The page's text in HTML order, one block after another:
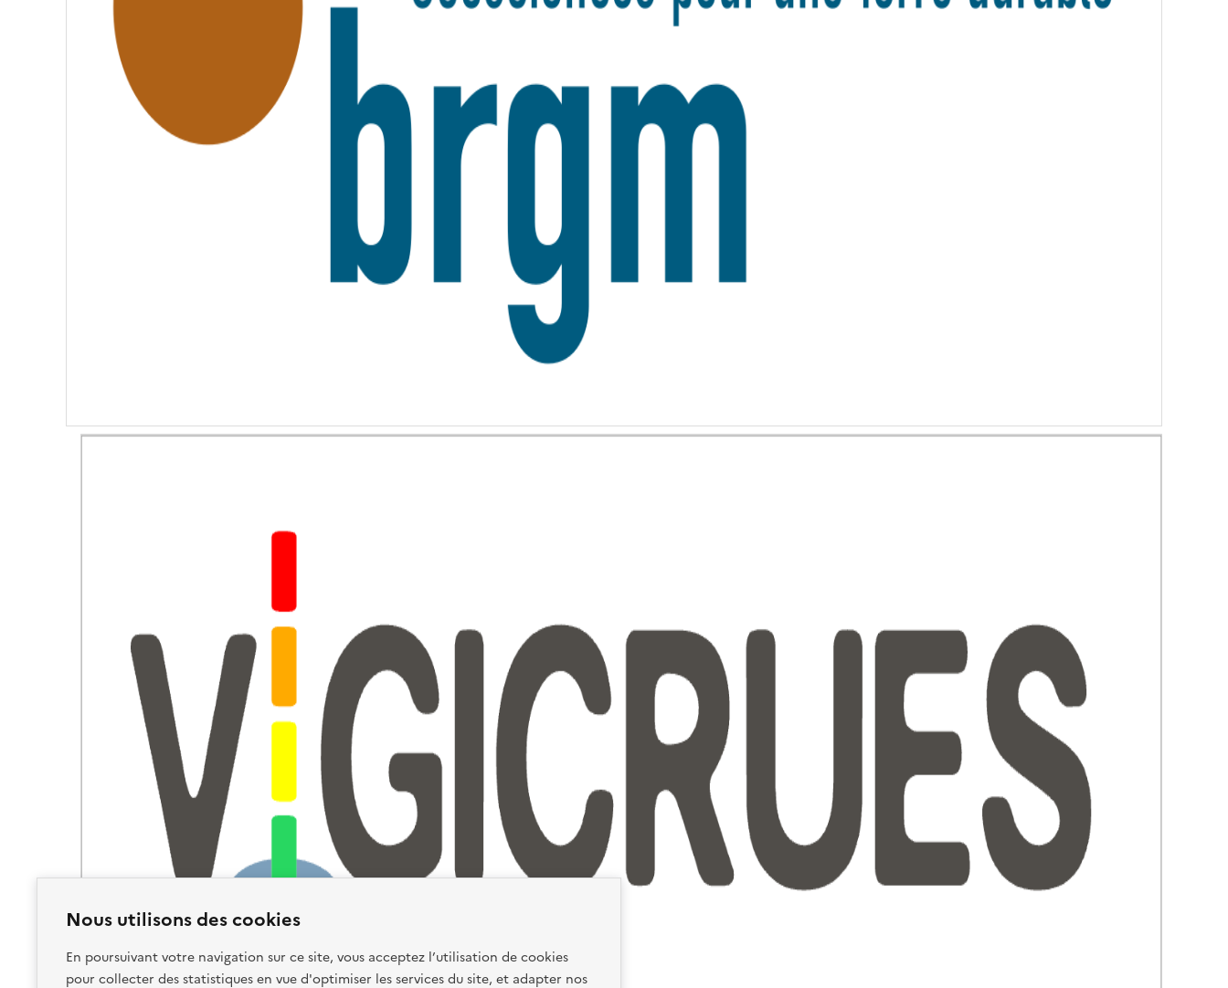
Nous utilisons des cookies
En poursuivant votre navigation sur ce site, vous acceptez l’utilisation de cookies
pour collecter des statistiques en vue d'optimiser les services du site, et adapter nos
R
R
N
T